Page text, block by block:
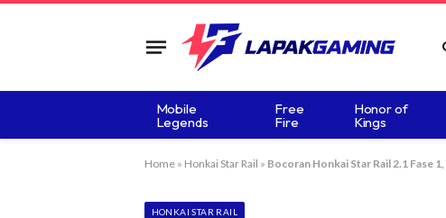
Mobile
Legends
Free
Fire
Honor of
Kings
Home» Honkai Star Rail » Bocoran Honkai Star Rail 2.1 Fase
HONKAI STAR RAIL